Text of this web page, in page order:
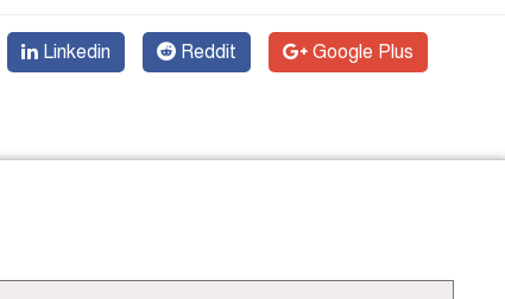
Linkedin Reddit Google Plus